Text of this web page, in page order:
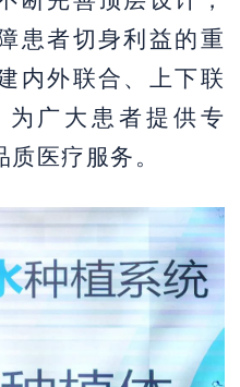
患者切身利益的重
内外联合、上下联
广大患者提供专
医疗服务。